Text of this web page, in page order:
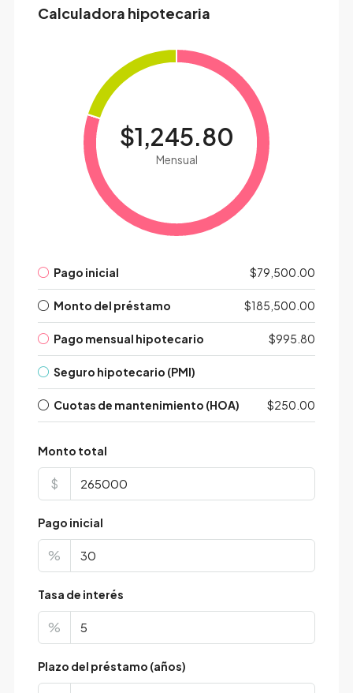
Calculadora hipotecaria
$1,245.80
Mensual
Pago inicial $79,500.00
Monto del préstamo $185,500.00
Pago mensual hipotecario $995.80
Seguro hipotecario (PMI)
Cuotas de mantenimiento (HOA) $250.00
Monto total
$
Pago inicial
%
Tasa de interés
%
Plazo del préstamo (años)